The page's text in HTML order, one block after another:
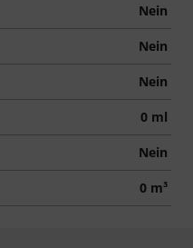
Nein
Nein
Nein
0 ml
Nein
0 m³